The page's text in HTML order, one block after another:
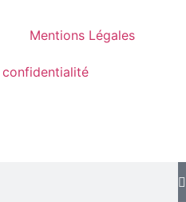
Mentions Légales